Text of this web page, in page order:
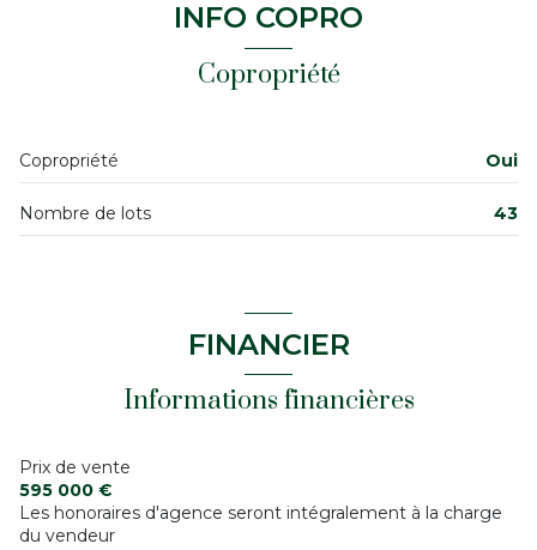
vue sur rue
interphone
accès handicapé
INFO COPRO
Copropriété
Copropriété Oui
Nombre de lots 43
FINANCIER
Informations financières
Prix de vente
595 000 €
Les honoraires d'agence seront intégralement à la charge
du vendeur